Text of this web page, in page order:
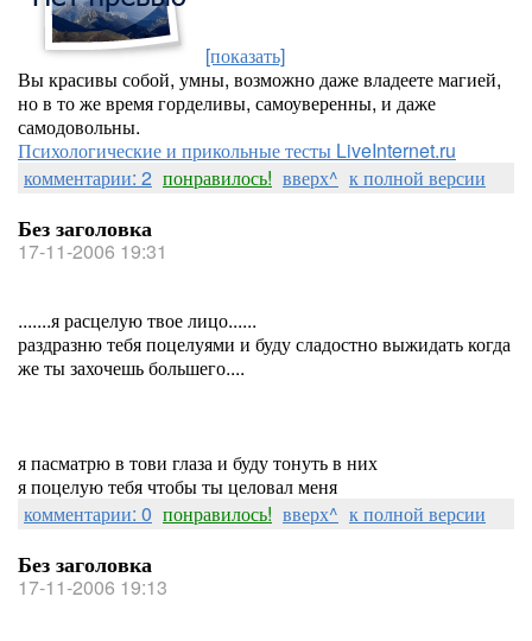
[показать]
Вы красивы собой, умны, возможно даже владеете магией,
но в то же время горделивы, самоуверенны, и даже
самодовольны.
Психологические и прикольные тесты LiveInternet.ru
комментарии: 2 понравилось! вверх^ к полной версии
Без заголовка
17-11-2006 19:31
.......я расцелую твое лицо......
раздразню тебя поцелуями и буду сладостно выжидать когда
же ты захочешь большего....
я пасматрю в тови глаза и буду тонуть в них
я поцелую тебя чтобы ты целовал меня
комментарии: 0 понравилось! вверх^ к полной версии
Без заголовка
17-11-2006 19:13